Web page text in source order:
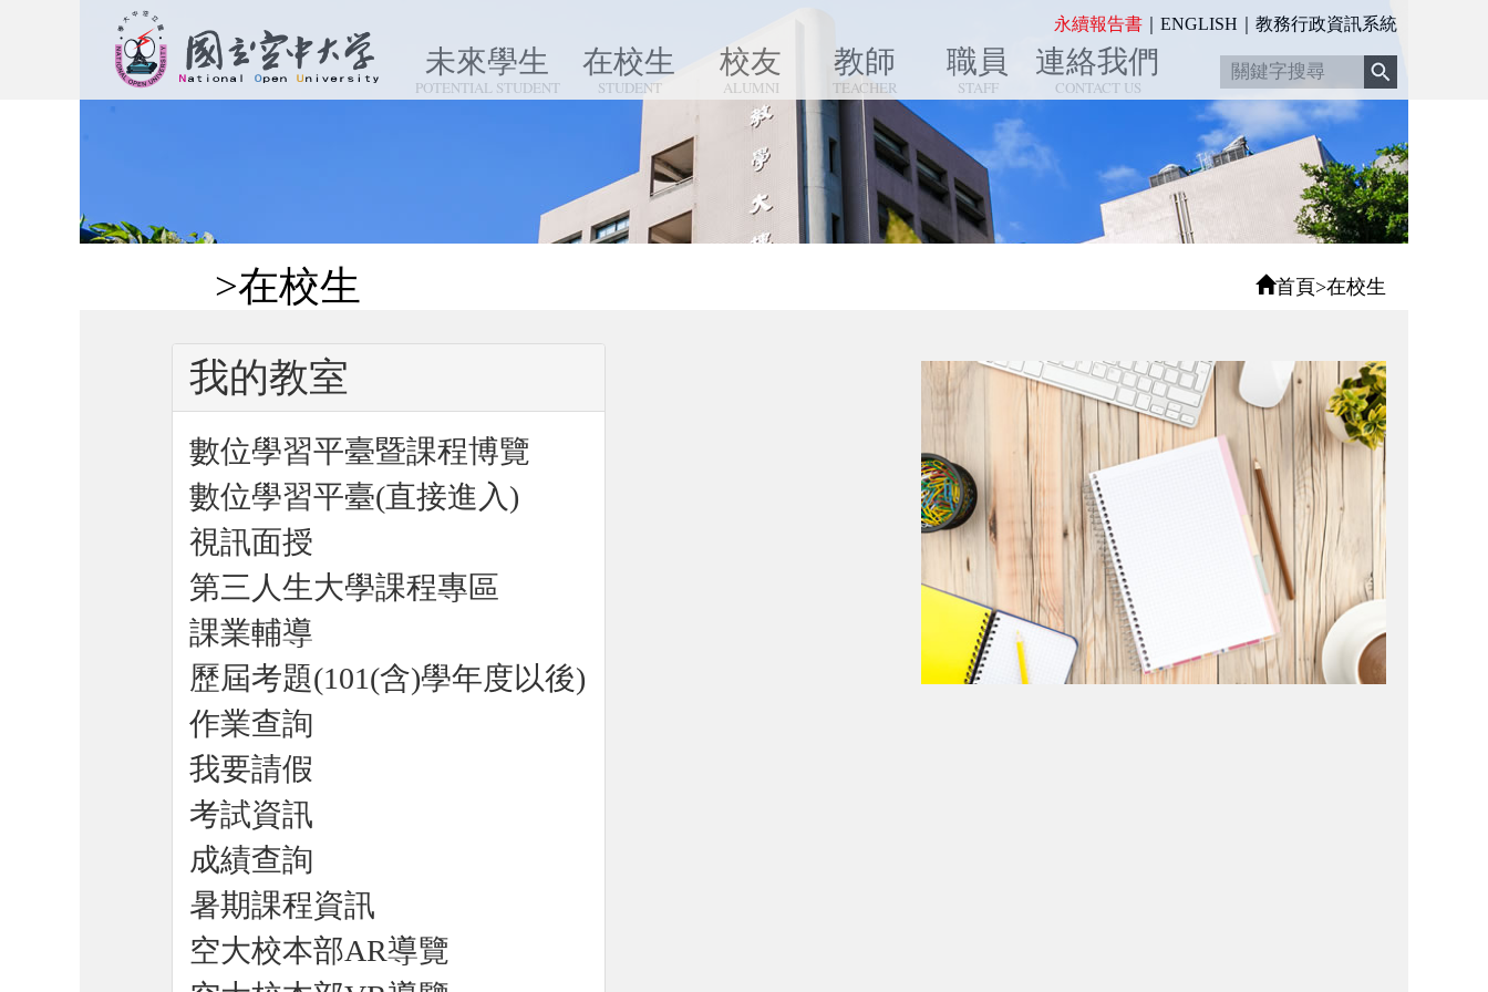
永續報告書 ENGLISH 教務行政資訊系統
未來學生
POTENTIAL STUDENT
在校生
STUDENT
校友
ALUMNI
教師
TEACHER
職員
STAFF
連絡我們
CONTACT US
>在校生 首頁>在校生
我的教室
數位學習平臺暨課程博覽
數位學習平臺(直接進入)
視訊面授
第三人生大學課程專區
課業輔導
歷屆考題(101(含)學年度以後)
作業查詢
我要請假
考試資訊
成績查詢
暑期課程資訊
空大校本部AR導覽